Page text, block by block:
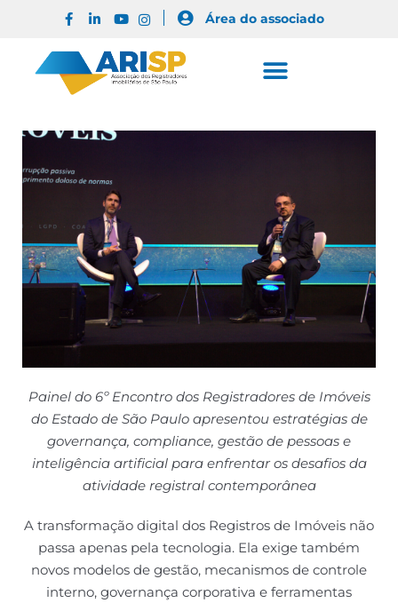
Área do associado
Painel do 6º Encontro dos Registradores de Imóveis
do Estado de São Paulo apresentou estratégias de
governança, compliance, gestão de pessoas e
inteligência artificial para enfrentar os desafios da
atividade registral contemporânea
A transformação digital dos Registros de Imóveis não
passa apenas pela tecnologia. Ela exige também
novos modelos de gestão, mecanismos de controle
interno, governança corporativa e ferramentas